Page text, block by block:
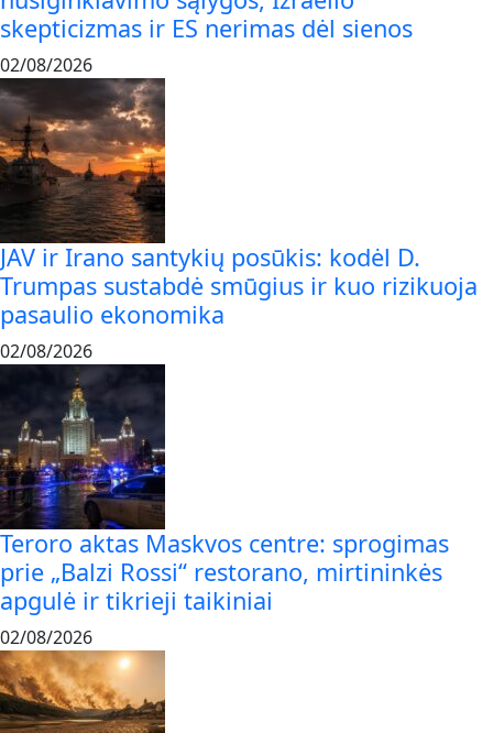
skepticizmas ir ES nerimas dėl sienos
02/08/2026
JAV ir Irano santykių posūkis: kodėl D.
Trumpas sustabdė smūgius ir kuo rizikuoja
pasaulio ekonomika
02/08/2026
Teroro aktas Maskvos centre: sprogimas
prie „Balzi Rossi“ restorano, mirtininkės
apgulė ir tikrieji taikiniai
02/08/2026